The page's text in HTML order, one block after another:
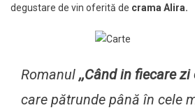
degustare de vin oferită de crama Alira.
Romanul ,,Când in fiecare zi
care pătrunde până în cele